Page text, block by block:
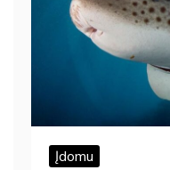
Įdomu